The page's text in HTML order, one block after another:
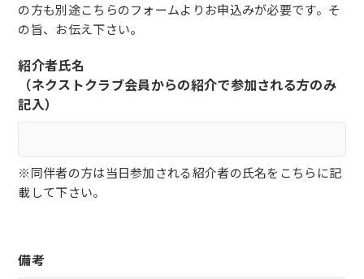
の方も別途こちらのフォームよりお申込みが必要です。そ
の旨、お伝え下さい。
紹介者氏名
（ネクストクラブ会員からの紹介で参加される方のみ
記入）
※同伴者の方は当日参加される紹介者の氏名をこちらに記
載して下さい。
備考